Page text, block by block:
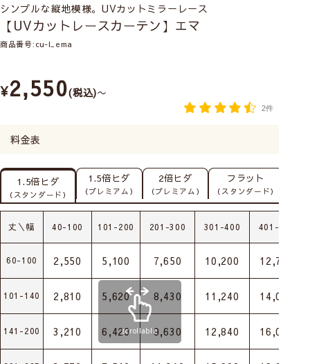
シンプルな縦地模様。UVカットミラーレース
【UVカットレースカーテン】エマ
商品番号 cu-l_ema
¥2,550 税込 〜
2件
料金表
1.5倍ヒダ
（スタンダード）
1.5倍ヒダ
（プレミアム）
2倍ヒダ
（プレミアム）
フラット
（スタンダード）
丈＼幅 40-100 101-200 201-300 301-400 401-500
60-100 2,550 5,100 7,650 10,200 12,750
101-140 2,810 5,620 8,430 11,240 14,050
141-200 3,210 6,420 9,630 12,840 16,050
scrollable